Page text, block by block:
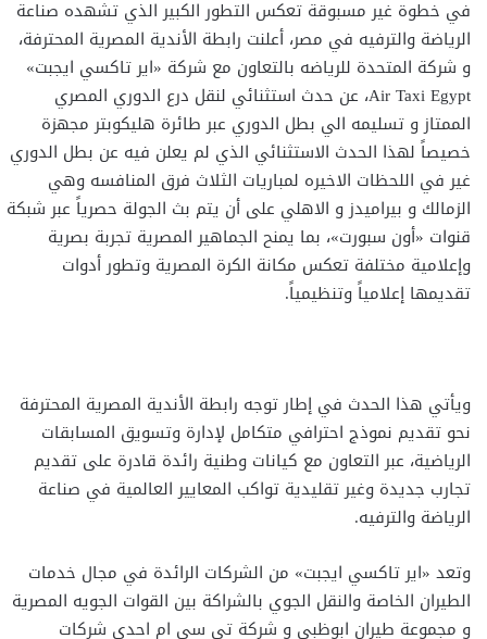
في خطوة غير مسبوقة تعكس التطور الكبير الذي تشهده صناعة
الرياضة والترفيه في مصر، أعلنت رابطة الأندية المصرية المحترفة،
و شركة المتحدة للرياضه بالتعاون مع شركة «اير تاكسي ايجبت»
Air Taxi Egypt، عن حدث استثنائي لنقل درع الدوري المصري
الممتاز و تسليمه الي بطل الدوري عبر طائرة هليكوبتر مجهزة
خصيصاً لهذا الحدث الاستثنائي الذي لم يعلن فيه عن بطل الدوري
غير في اللحظات الاخيره لمباريات الثلاث فرق المنافسه وهي
الزمالك و بيراميدز و الاهلي على أن يتم بث الجولة حصرياً عبر شبكة
قنوات «أون سبورت»، بما يمنح الجماهير المصرية تجربة بصرية
وإعلامية مختلفة تعكس مكانة الكرة المصرية وتطور أدوات
تقديمها إعلامياً وتنظيمياً.
ويأتي هذا الحدث في إطار توجه رابطة الأندية المصرية المحترفة
نحو تقديم نموذج احترافي متكامل لإدارة وتسويق المسابقات
الرياضية، عبر التعاون مع كيانات وطنية رائدة قادرة على تقديم
تجارب جديدة وغير تقليدية تواكب المعايير العالمية في صناعة
الرياضة والترفيه.
وتعد «اير تاكسي ايجبت» من الشركات الرائدة في مجال خدمات
الطيران الخاصة والنقل الجوي بالشراكة بين القوات الجويه المصرية
و مجموعة طيران ابوظبي و شركة تي سي ام احدي شركات